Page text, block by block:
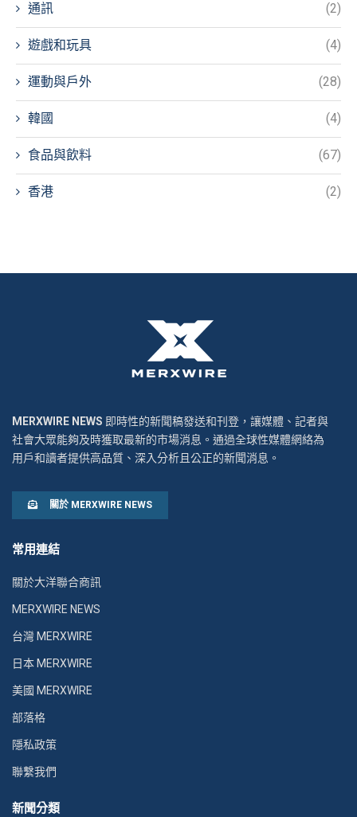
通訊 (2)
遊戲和玩具 (4)
運動與戶外 (28)
韓國 (4)
食品與飲料 (67)
香港 (2)
MERXWIRE NEWS 即時性的新聞稿發送和刊登，讓媒體、記者與
社會大眾能夠及時獲取最新的市場消息。通過全球性媒體網絡為
用戶和讀者提供高品質、深入分析且公正的新聞消息。
關於 MERXWIRE NEWS
常用連結
關於大洋聯合商訊
MERXWIRE NEWS
台灣 MERXWIRE
日本 MERXWIRE
美國 MERXWIRE
部落格
隱私政策
聯繫我們
新聞分類